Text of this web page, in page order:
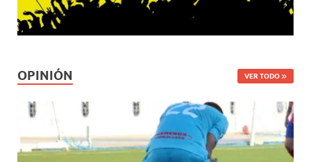
OPINIÓN VER TODO